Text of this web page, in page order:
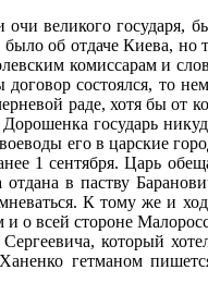
великого государя,
было об отдаче Киева,
комиссарам и
состоялся, то
раде, хотя бы от
государь
его в царские
1 сентября. Царь
в паству
К тому же и
о всей стороне
Сергеевича, который
гетманом